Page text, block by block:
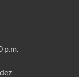
p.m.